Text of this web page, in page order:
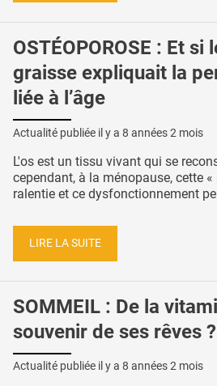
OSTÉOPOROSE : Et si
graisse expliquait la
liée à l’âge
Actualité publiée il y a 8 années 2 mois
L'os est un tissu vivant qui se
cependant, à la ménopause, cette
ralentie et ce dysfonctionnement
LIRE LA SUITE
SOMMEIL : De la
souvenir de ses rêves ?
Actualité publiée il y a 8 années 2 mois